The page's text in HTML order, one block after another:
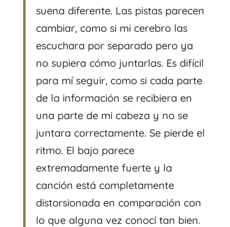
suena diferente. Las pistas parecen
cambiar, como si mi cerebro las
escuchara por separado pero ya
no supiera cómo juntarlas. Es difícil
para mí seguir, como si cada parte
de la información se recibiera en
una parte de mi cabeza y no se
juntara correctamente. Se pierde el
ritmo. El bajo parece
extremadamente fuerte y la
canción está completamente
distorsionada en comparación con
lo que alguna vez conocí tan bien.